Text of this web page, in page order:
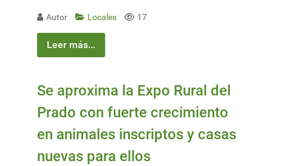
Autor Locales 17
Leer más...
Se aproxima la Expo Rural del
Prado con fuerte crecimiento
en animales inscriptos y casas
nuevas para ellos